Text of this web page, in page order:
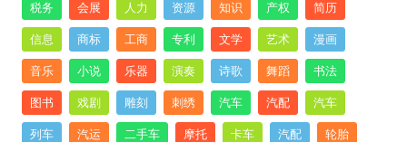
税务 会展 人力 资源 知识 产权 简历
信息 商标 工商 专利 文学 艺术 漫画
音乐 小说 乐器 演奏 诗歌 舞蹈 书法
图书 戏剧 雕刻 刺绣 汽车 汽配 汽车
列车 汽运 二手车 摩托 卡车 汽配 轮胎